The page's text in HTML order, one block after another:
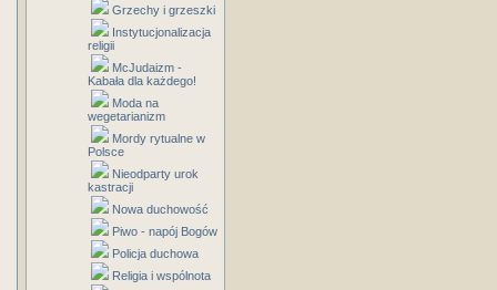
Grzechy i grzeszki
Instytucjonalizacja
religii
McJudaizm -
Kabała dla każdego!
Moda na
wegetarianizm
Mordy rytualne w
Polsce
Nieodparty urok
kastracji
Nowa duchowość
Piwo - napój Bogów
Policja duchowa
Religia i wspólnota